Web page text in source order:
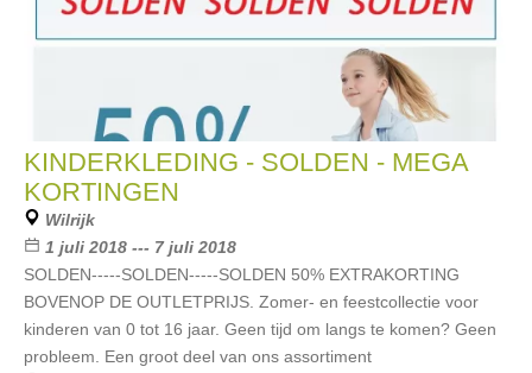
KINDERKLEDING - SOLDEN - MEGA
KORTINGEN
Wilrijk
1 juli 2018 --- 7 juli 2018
SOLDEN-----SOLDEN-----SOLDEN 50% EXTRAKORTING
BOVENOP DE OUTLETPRIJS. Zomer- en feestcollectie voor
kinderen van 0 tot 16 jaar. Geen tijd om langs te komen? Geen
probleem. Een groot deel van ons assortiment